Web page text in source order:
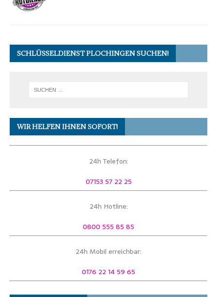
SCHLÜSSELDIENST PLOCHINGEN SUCHEN!
WIR HELFEN IHNEN SOFORT!
24h Telefon:
07153 57 22 25
24h Hotline:
0800 555 85 85
24h Mobil erreichbar:
0176 22 14 59 65